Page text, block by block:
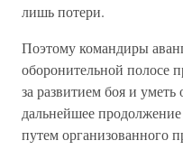
лишь потери.
Поэтому командиры
оборонительной полосе
за развитием боя и уметь
дальнейшее
путем организованного